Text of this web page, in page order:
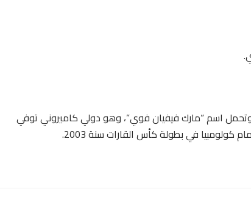
فرنسا الدولي، وتحمل اسم “مارك فيفيان فوي”، وهو دولي كاميروني توفي
كولومبيا في بطولة كأس القارات سنة 2003.